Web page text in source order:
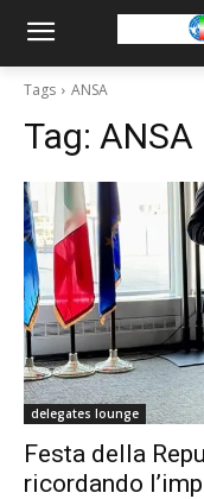
Tags ANSA
Tag: ANSA
delegates lounge
Festa della
ricordando